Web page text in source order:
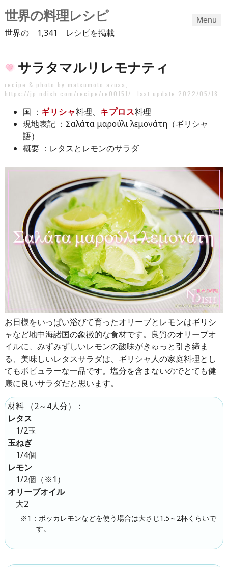
世界の料理レシピ
世界の 1,341 レシピを掲載
Menu
to サラタマルリレモナティ
recipe & photo by matsumoto azusa,
https://jp.ndish.com/recipe/re00151/
last update 2022/05/18
国 ： ギリシャ料理、 キプロス料理
現地表記
：Σαλάτα μαρούλι λεμονάτη（ギリシャ
語）
概要 ：レタスとレモンのサラダ
お日様をいっぱい浴びて育ったオリーブとレモンはギリシ
ャなど地中海諸国の象徴的な食材です。良質のオリーブオ
イルに、みずみずしいレモンの酸味がきゅっと引き締ま
る、美味しいレタスサラダは、ギリシャ人の家庭料理とし
てもポピュラーな一品です。塩分を含まないのでとても健
康に良いサラダだと思います。
材料 （2～4人分）：
レタス
1/2玉
玉ねぎ
1/4個
レモン
1/2個（※1）
オリーブオイル
大2
※1：ポッカレモンなどを使う場合は大さじ1.5～2杯くらいで
す。